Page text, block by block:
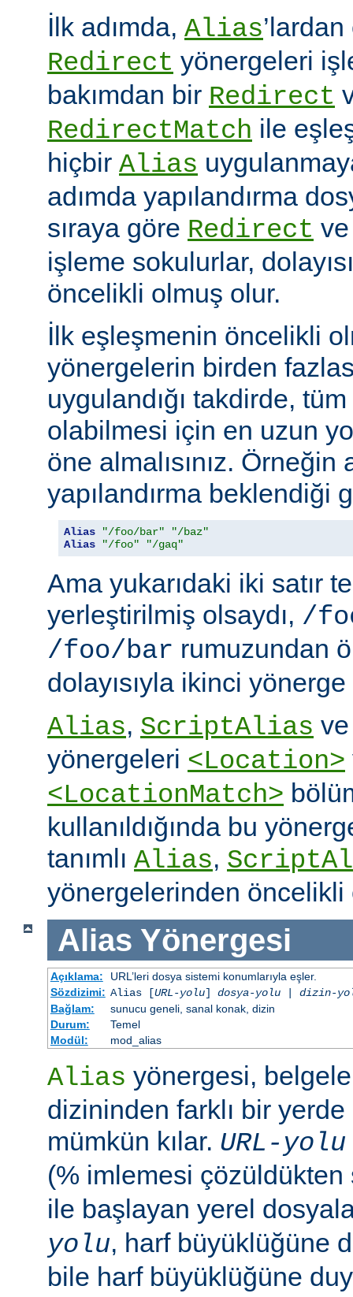
İlk adımda, Alias
Redirect yönergeleri
bakımdan bir Redirect
RedirectMatch ile
hiçbir Alias
adımda yapılandırma
sıraya göre Redirect
işleme sokulurlar,
öncelikli olmuş olur.
İlk eşleşmenin öncelikli
yönergelerin birden
uygulandığı takdirde,
olabilmesi için en uzun
öne almalısınız. Örneğin
yapılandırma beklendiği
Alias "/foo/bar"
"/baz"
Alias
"/foo" "/gaq"
Ama yukarıdaki iki satır
yerleştirilmiş olsaydı, /
/foo/bar rumuzundan
dolayısıyla ikinci yönerge
Alias, ScriptAlias
yönergeleri <Location>
<LocationMatch>
kullanıldığında bu
tanımlı Alias,
yönergelerinden öncelikli
Alias Yönergesi
Açıklama:
URL’leri dosya sistemi konumlarıyla eşler.
Sözdizimi: Alias [URL-yolu] dosya-yolu| dizin-
Bağlam:
sunucu geneli, sanal konak, dizin
Durum:
Temel
Modül:
mod_alias
Alias yönergesi,
dizininden farklı bir yerde
mümkün kılar. URL-yolu
(% imlemesi
ile başlayan yerel
yolu, harf büyüklüğüne
bile harf büyüklüğüne